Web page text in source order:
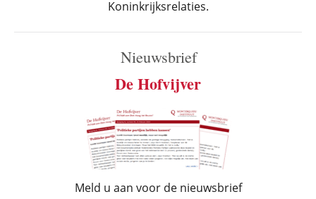
Koninkrijksrelaties.
Nieuwsbrief
De Hofvijver
Meld u aan voor de nieuwsbrief